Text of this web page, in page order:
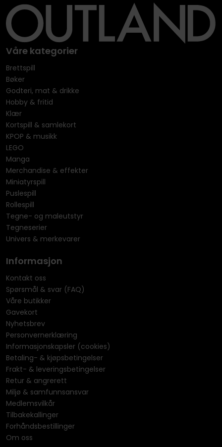
Våre kategorier
Brettspill
Bøker
Godteri, mat & drikke
Hobby & fritid
Klær
Kortspill & samlekort
KPOP & musikk
LEGO
Manga
Merchandise & effekter
Miniatyrspill
Puslespill
Rollespill
Tegne- og maleutstyr
Tegneserier
Univers & merkevarer
Informasjon
Kontakt oss
Spørsmål & svar (FAQ)
Våre butikker
Gavekort
Nyhetsbrev
Personvernerklæring
Informasjonskapsler (cookies)
Betaling- & kjøpsbetingelser
Frakt- & leveringsbetingelser
Retur & angrerett
Miljø & samfunnsansvar
Medlemsvilkår
Tilbakekallinger
Forhåndsbestillinger
Om oss